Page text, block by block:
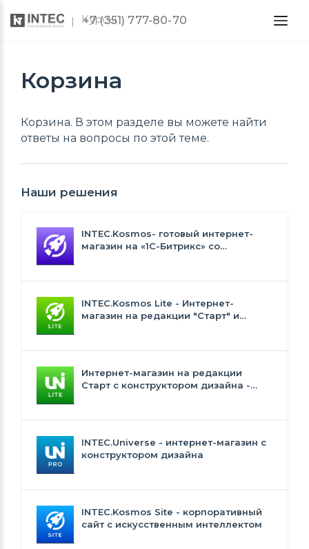
Курсы
+7 (351) 777-80-70
Корзина
Корзина. В этом разделе вы можете найти
ответы на вопросы по этой теме.
Наши решения
INTEC.Kosmos- готовый интернет-
магазин на «1С-Битрикс» со
INTEC.Kosmos Lite - Интернет-
магазин на редакции "Старт" и
Интернет-магазин на редакции
Старт с конструктором дизайна -
INTEC.Universe - интернет-магазин с
конструктором дизайна
INTEC.Kosmos Site - корпоративный
сайт с искусственным интеллектом